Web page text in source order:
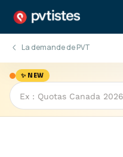
La demande de PVT
✨ NEW